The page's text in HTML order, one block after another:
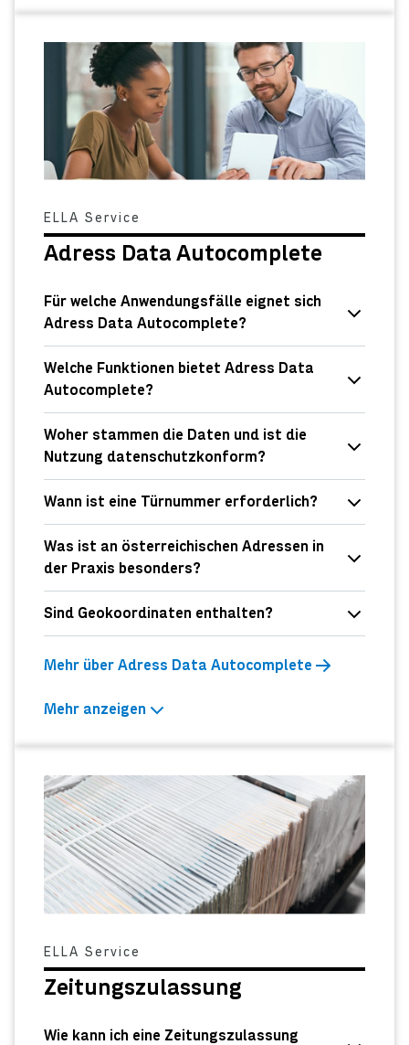
ELLA Service
Adress Data Autocomplete
Für welche Anwendungsfälle eignet sich
Adress Data Autocomplete?
Welche Funktionen bietet Adress Data
Autocomplete?
Woher stammen die Daten und ist die
Nutzung datenschutzkonform?
Wann ist eine Türnummer erforderlich?
Was ist an österreichischen Adressen in
der Praxis besonders?
Sind Geokoordinaten enthalten?
Mehr über Adress Data Autocomplete
Mehr anzeigen
ELLA Service
Zeitungszulassung
Wie kann ich eine Zeitungszulassung